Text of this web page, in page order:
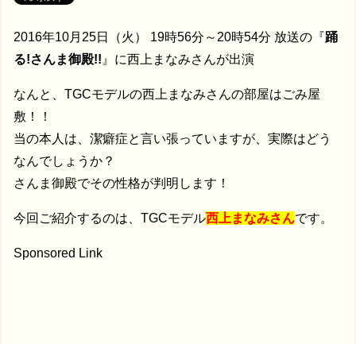
2016年10月25日（火） 19時56分～20時54分 放送の『踊
る!さんま御殿!! 』に西上まなみさんが出演
なんと、TGCモデルの西上まなみさんの部屋はごみ屋
敷！！
当の本人は、潔癖症と言い張っていますが、実際はどう
なんでしょうか？
さんま御殿でその性格が判明します！
今回ご紹介するのは、TGCモデル西上まなみさんです。
Sponsored Link